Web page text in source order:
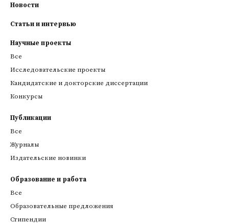
Новости
Статьи и интервью
Научные проекты
Все
Исследовательские проекты
Кандидатские и докторские диссертации
Конкурсы
Публикации
Все
Журналы
Издательские новинки
Образование и работа
Все
Образовательные предложения
Стипендии